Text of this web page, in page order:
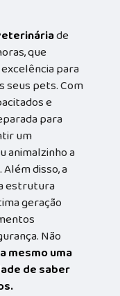
de
que
para
seus pets. Com
e
para
um
animalzinho a
disso, a
estrutura
geração
Não
mesmo uma
de saber